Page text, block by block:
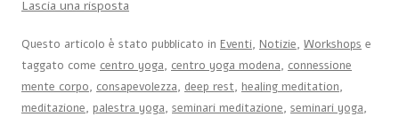
Lascia una risposta
Questo articolo è stato pubblicato in Eventi, Notizie, Workshops e
taggato come centro yoga, centro yoga modena, connessione
mente corpo, consapevolezza, deep rest, healing meditation,
meditazione, palestra yoga, seminari meditazione, seminari yoga,